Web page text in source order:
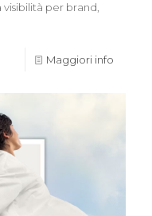
per brand,
Maggiori info